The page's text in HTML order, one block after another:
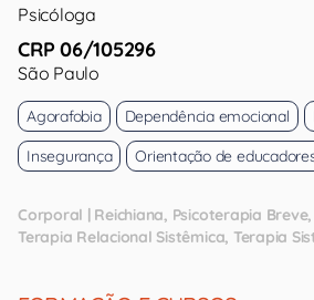
Psicóloga
CRP 06/105296
São Paulo
Agorafobia Dependência emocional
Insegurança
Orientação de
Corporal | Reichiana Psicoterapia Breve
Terapia Relacional Sistêmica Terapia